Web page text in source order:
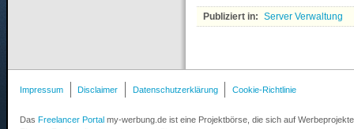
Publiziert in: Server Verwaltung
Impressum Disclaimer Datenschutzerklärung Cookie-Richtlinie
Das Freelancer Portal my-werbung.de ist eine Projektbörse, die sich auf